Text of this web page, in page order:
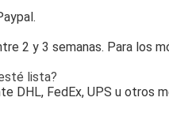
2 y 3 semanas. Para los
lista?
DHL, FedEx, UPS u otros